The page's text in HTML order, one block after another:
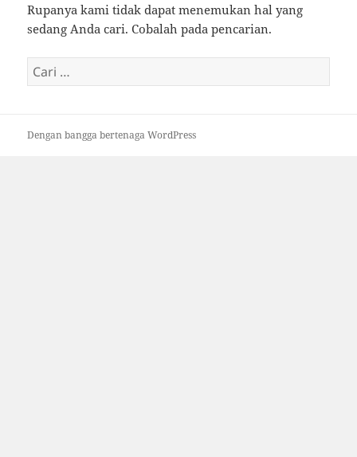
Rupanya kami tidak dapat menemukan hal yang
sedang Anda cari. Cobalah pada pencarian.
Cari
untuk:
Dengan bangga bertenaga WordPress